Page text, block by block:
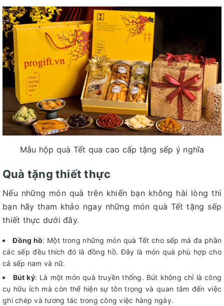
Mẫu hộp quà Tết qua cao cấp tặng sếp ý nghĩa
Quà tặng thiết thực
Nếu những món quà trên khiến bạn không hài lòng thì
bạn hãy tham khảo ngay những món quà Tết tặng sếp
thiết thực dưới đây.
Đồng hồ: Một trong những món quà Tết cho sếp mà đa phần
các sếp đều thích đó là đồng hồ. Đây là món quà phù hợp cho
cả sếp nam và nữ.
Bút ký: Là một món quà truyền thống. Bút không chỉ là công
cụ hữu ích mà còn thể hiện sự tôn trọng và quan tâm đến việc
ghi chép và tương tác trong công việc hàng ngày.